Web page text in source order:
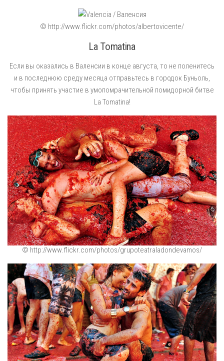
© http://www.flickr.com/photos/albertovicente/
La Tomatina
Если вы оказались в Валенсии в конце августа, то не поленитесь
и в последнюю среду месяца отправьтесь в городок Буньоль,
чтобы принять участие в умопомрачительной помидорной битве
La Tomatina!
© http://www.flickr.com/photos/grupoteatraladondevamos/